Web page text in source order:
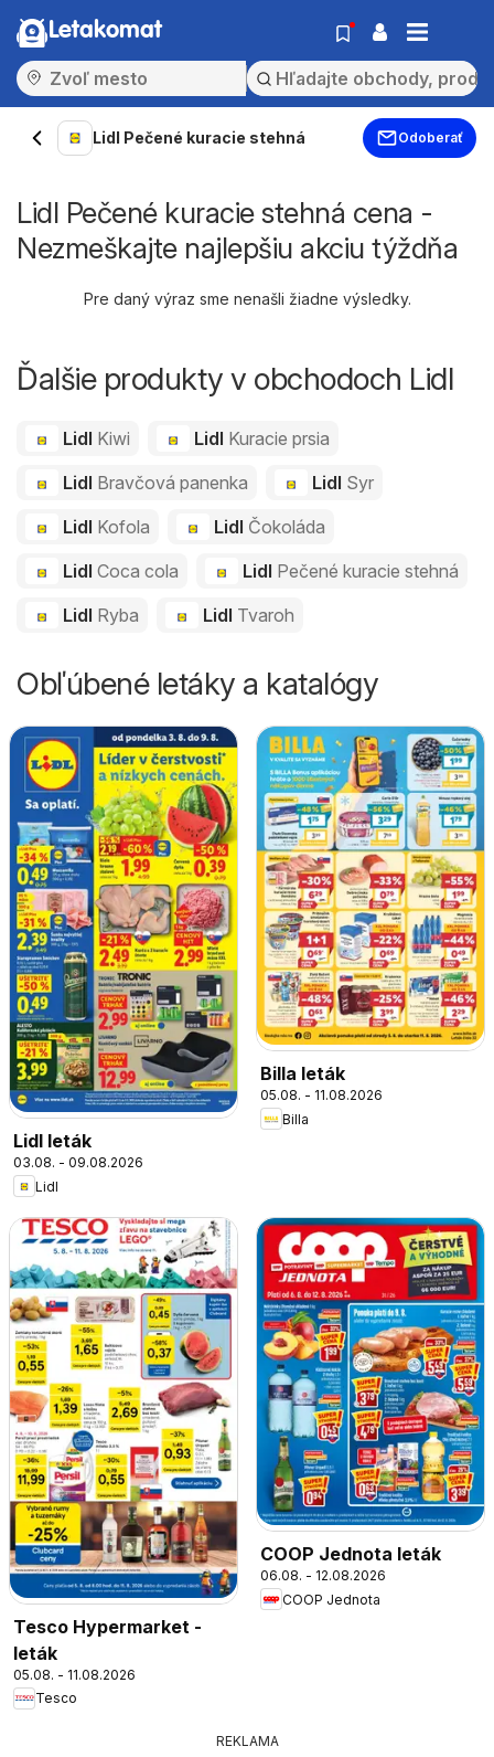
Letakomat
Lidl Pečené kuracie stehná Odoberať
Lidl Pečené kuracie stehná cena -
Nezmeškajte najlepšiu akciu týždňa
Pre daný výraz sme nenašli žiadne výsledky.
Ďalšie produkty v obchodoch Lidl
Lidl Kiwi Lidl Kuracie prsia
Lidl Bravčová panenka Lidl Syr
Lidl Kofola Lidl Čokoláda
Lidl Coca cola Lidl Pečené kuracie stehná
Lidl Ryba Lidl Tvaroh
Obľúbené letáky a katalógy
Lidl leták
03.08. - 09.08.2026
Lidl
Billa leták
05.08. - 11.08.2026
Billa
Tesco Hypermarket -
leták
05.08. - 11.08.2026
Tesco
COOP Jednota leták
06.08. - 12.08.2026
COOP Jednota
REKLAMA